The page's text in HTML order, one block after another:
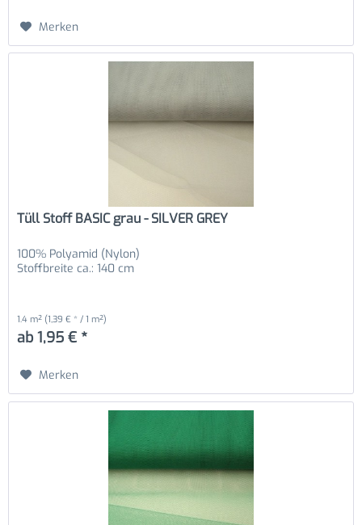
Merken
Tüll Stoff BASIC grau - SILVER GREY
100% Polyamid (Nylon)
Stoffbreite ca.: 140 cm
1.4 m² (1,39 € * / 1 m²)
ab 1,95 € *
Merken